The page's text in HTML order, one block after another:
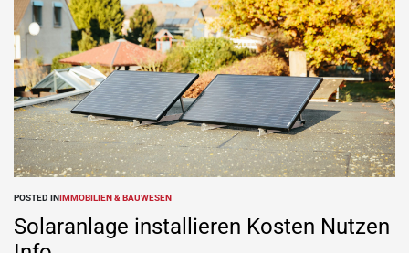
POSTED INIMMOBILIEN & BAUWESEN
Solaranlage installieren Kosten Nutzen